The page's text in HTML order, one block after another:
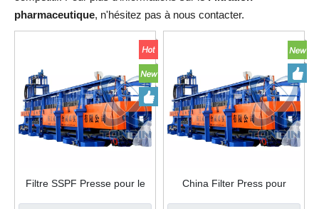
pharmaceutique, n'hésitez pas à nous contacter.
Filtre SSPF Presse pour le
China Filter Press pour